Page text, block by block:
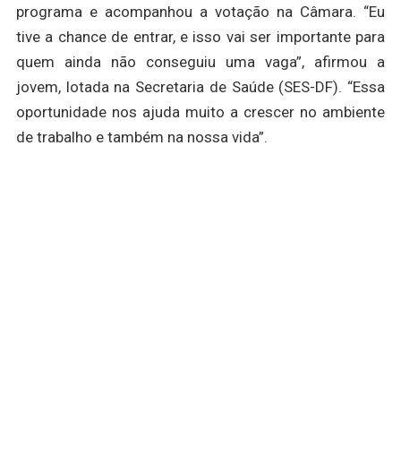
programa e acompanhou a votação na Câmara. “Eu
tive a chance de entrar, e isso vai ser importante para
quem ainda não conseguiu uma vaga”, afirmou a
jovem, lotada na Secretaria de Saúde (SES-DF). “Essa
oportunidade nos ajuda muito a crescer no ambiente
de trabalho e também na nossa vida”.